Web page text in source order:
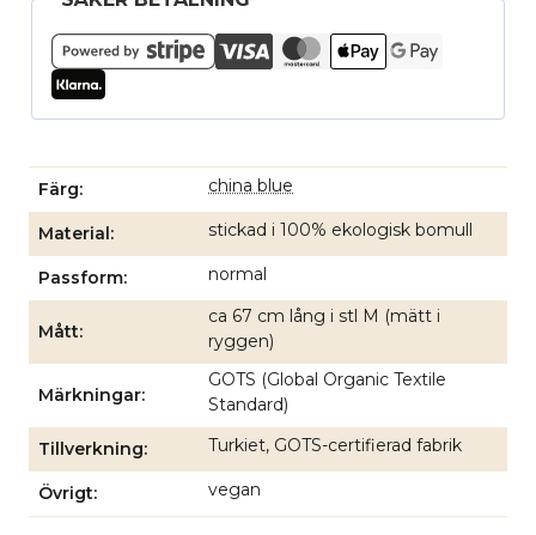
Färg china blue
Material stickad i 100% ekologisk bomull
Passform normal
Mått
ca 67 cm lång i stl M (mätt i
ryggen)
Märkningar
GOTS (Global Organic Textile
Standard)
Tillverkning Turkiet, GOTS-certifierad fabrik
Övrigt vegan